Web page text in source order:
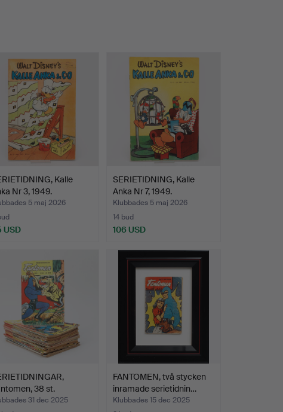
Kalle
Nr 3, 1949.
5 maj 2026
USD
SERIETIDNING, Kalle
Anka Nr 7, 1949.
Klubbades 5 maj 2026
14 bud
106 USD
38 st.
31 dec 2025
FANTOMEN, två stycken
inramade serietidnin…
Klubbades 15 dec 2025